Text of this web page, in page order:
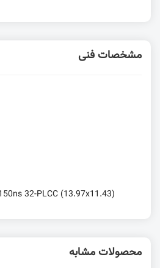
مشخصات فنی
32-PLCC (13.97x11.43)
محصولات مشابه